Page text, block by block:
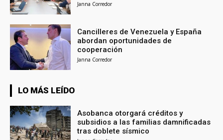
Janna Corredor
Cancilleres de Venezuela y España
abordan oportunidades de
cooperación
Janna Corredor
LO MÁS LEÍDO
Asobanca otorgará créditos y
subsidios a las familias damnificadas
tras doblete sísmico